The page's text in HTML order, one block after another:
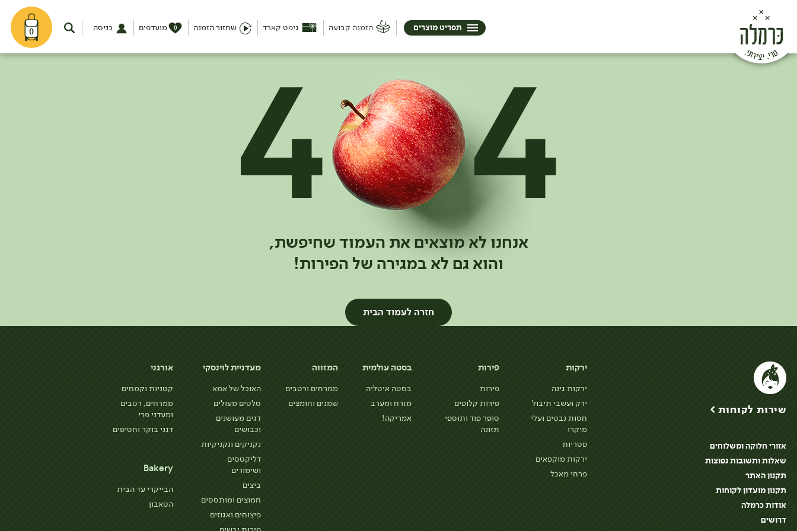
0 הזמנה קבועה גיפט קארד שחזור הזמנה מועדפים 0 כניסה תפריט מוצרים
אנחנו לא מוצאים את העמוד שחיפשת,
והוא גם לא במגירה של הפירות!
חזרה לעמוד הבית
ירקות
ירקות גינה
ירק ועשבי תיבול
חסות נבטים ועלי
מיקרו
פטריות
ירקות מוקפאים
פרחי מאכל
פירות
פירות
פירות קלופים
סופר פוד ותוספי
תזונה
בסטה עולמית
בסטה איטליה
מזרח ומערב
אמריקה!
המזווה
ממרחים ורטבים
שמנים וחומצים
מעדניית לוינסקי
האוכל של אמא
סלטים מעולים
דגים מעושנים
וכבושים
נקניקים ונקניקיות
דליקטסים
ושימורים
ביצים
חמוצים ומותססים
פיצוחים ואגוזים
אורגני
קטניות וקמחים
ממרחים, רטבים
ומעדני פרי
דגני בוקר וחטיפים
Bakery
הבייקרי עד הבית
הטאבון
שירות לקוחות >
אזורי חלוקה ומשלוחים
שאלות ותשובות נפוצות
תקנון האתר
תקנון מועדון לקוחות
אודות כרמלה
דרושים